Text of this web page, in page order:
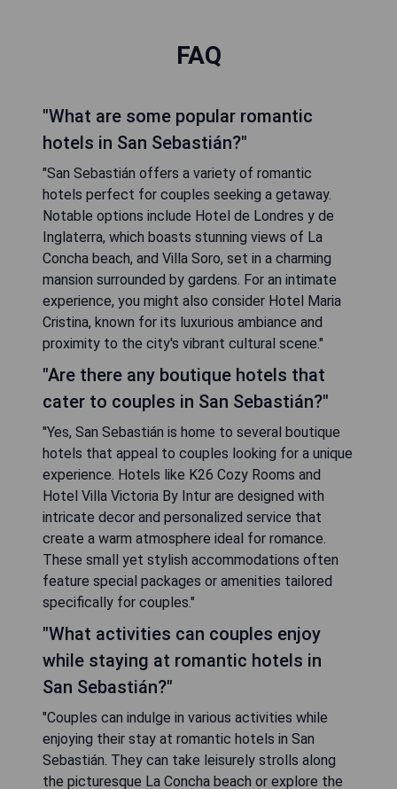
FAQ
"What are some popular romantic
hotels in San Sebastián?"
"San Sebastián offers a variety of romantic
hotels perfect for couples seeking a getaway.
Notable options include Hotel de Londres y de
Inglaterra, which boasts stunning views of La
Concha beach, and Villa Soro, set in a charming
mansion surrounded by gardens. For an intimate
experience, you might also consider Hotel Maria
Cristina, known for its luxurious ambiance and
proximity to the city's vibrant cultural scene."
"Are there any boutique hotels that
cater to couples in San Sebastián?"
"Yes, San Sebastián is home to several boutique
hotels that appeal to couples looking for a unique
experience. Hotels like K26 Cozy Rooms and
Hotel Villa Victoria By Intur are designed with
intricate decor and personalized service that
create a warm atmosphere ideal for romance.
These small yet stylish accommodations often
feature special packages or amenities tailored
specifically for couples."
"What activities can couples enjoy
while staying at romantic hotels in
San Sebastián?"
"Couples can indulge in various activities while
enjoying their stay at romantic hotels in San
Sebastián. They can take leisurely strolls along
the picturesque La Concha beach or explore the